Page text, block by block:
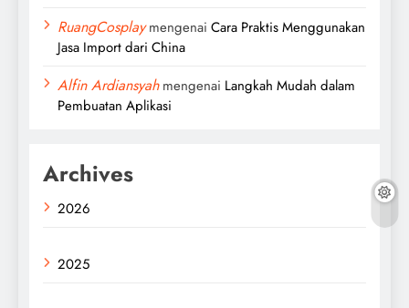
RuangCosplaymengenai Cara Praktis Menggunakan
Jasa Import dari China
Alfin Ardiansyahmengenai Langkah Mudah dalam
Pembuatan Aplikasi
Archives
2026
2025